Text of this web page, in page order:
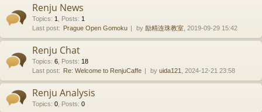
Renju News
Topics: 1 Posts: 1
Last post: Prague Open Gomoku by 励精连珠教室 , 2019-09-29 15:42
Renju Chat
Topics: 6 Posts: 18
Last post: Re: Welcome to RenjuCaffe by uida121 , 2024-12-21 23:58
Renju Analysis
Topics: 0 Posts: 0